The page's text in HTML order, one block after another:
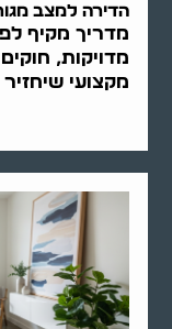
הדירה למצב
מדריך מקיף
מדויקות,
מקצועי